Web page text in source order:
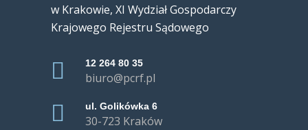
w Krakowie, XI Wydział Gospodarczy
Krajowego Rejestru Sądowego
12 264 80 35
biuro@pcrf.pl
ul. Golikówka 6
30-723 Kraków